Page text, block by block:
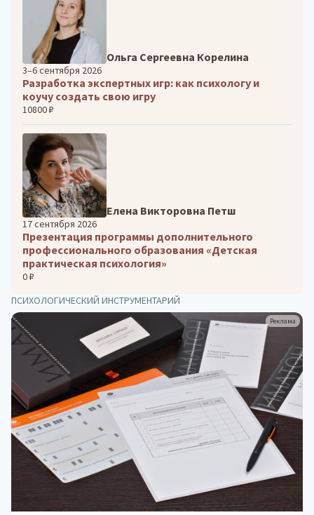
Ольга Сергеевна Корелина
3–6 сентября 2026
Разработка экспертных игр: как психологу и
коучу создать свою игру
10800 ₽
Елена Викторовна Петш
17 сентября 2026
Презентация программы дополнительного
профессионального образования «Детская
практическая психология»
0 ₽
ПСИХОЛОГИЧЕСКИЙ ИНСТРУМЕНТАРИЙ
Реклама